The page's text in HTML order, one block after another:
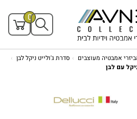
0
אמבטיה מעוצבים
סדרת ג'ולייט ניקל לבן
עם לבן